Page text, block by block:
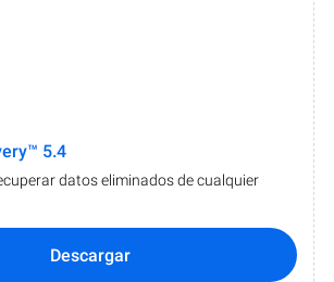
5.4
datos eliminados de cualquier
Descargar